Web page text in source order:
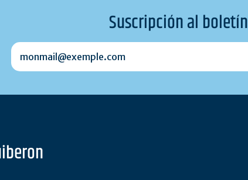
Suscripción al boletín
monmail@exemple.com